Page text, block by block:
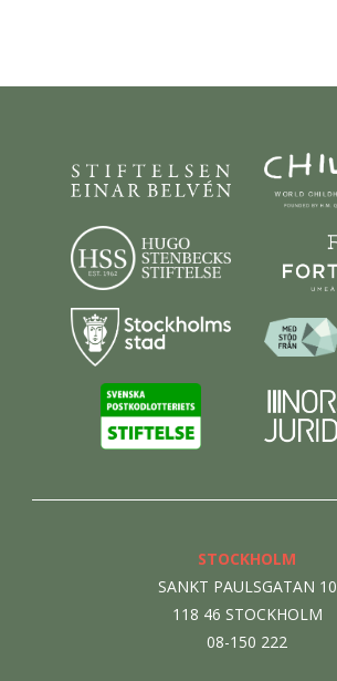
STOCKHOLM
SANKT PAULSGATAN 10
118 46 STOCKHOLM
08-150 222